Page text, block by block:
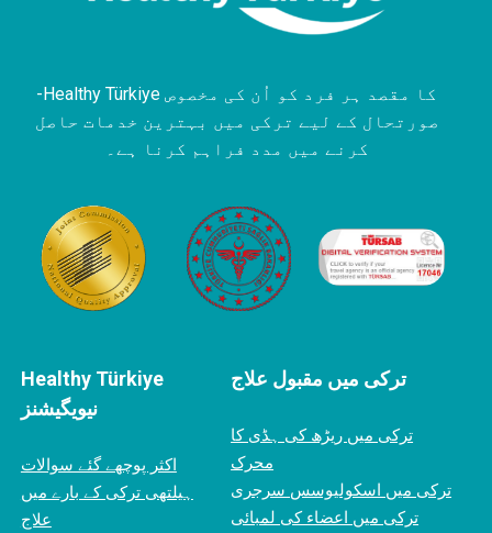
-Healthy Türkiye کا مقصد ہر فرد کو اُن کی مخصوص
صورتحال کے لیے ترکی میں بہترین خدمات حاصل
کرنے میں مدد فراہم کرنا ہے۔
Healthy Türkiye
نیویگیشنز
اکثر پوچھے گئے سوالات
ہیلتھی ترکی کے بارے میں
علاج
ترکی میں مقبول علاج
ترکی میں ریڑھ کی ہڈی کا
محرک
ترکی میں اسکولیوسس سرجری
ترکی میں اعضاء کی لمبائی